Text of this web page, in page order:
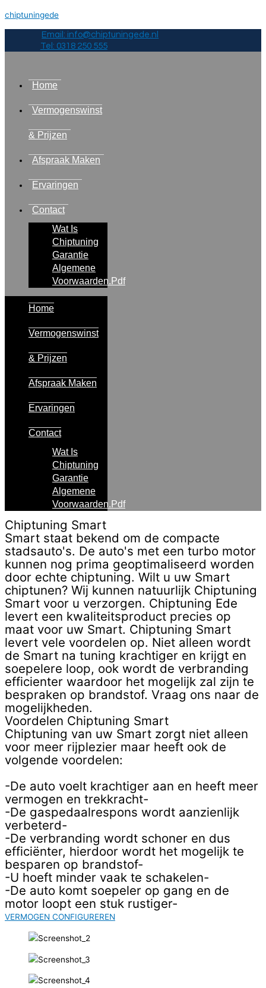
chiptuningede
Email: info@chiptuningede.nl
Tel: 0318 250 555
Home
Vermogenswinst
& Prijzen
Afspraak Maken
Ervaringen
Contact
Wat Is
Chiptuning
Garantie
Algemene
Voorwaarden.pdf
Home
Vermogenswinst
& Prijzen
Afspraak Maken
Ervaringen
Contact
Wat Is
Chiptuning
Garantie
Algemene
Voorwaarden.pdf
Chiptuning Smart
Smart staat bekend om de compacte
stadsauto's. De auto's met een turbo motor
kunnen nog prima geoptimaliseerd worden
door echte chiptuning. Wilt u uw Smart
chiptunen? Wij kunnen natuurlijk Chiptuning
Smart voor u verzorgen. Chiptuning Ede
levert een kwaliteitsproduct precies op
maat voor uw Smart. Chiptuning Smart
levert vele voordelen op. Niet alleen wordt
de Smart na tuning krachtiger en krijgt en
soepelere loop, ook wordt de verbranding
efficienter waardoor het mogelijk zal zijn te
bespraken op brandstof. Vraag ons naar de
mogelijkheden.
Voordelen Chiptuning Smart
Chiptuning van uw Smart zorgt niet alleen
voor meer rijplezier maar heeft ook de
volgende voordelen:
-De auto voelt krachtiger aan en heeft meer
vermogen en trekkracht-
-De gaspedaalrespons wordt aanzienlijk
verbeterd-
-De verbranding wordt schoner en dus
efficiënter, hierdoor wordt het mogelijk te
besparen op brandstof-
-U hoeft minder vaak te schakelen-
-De auto komt soepeler op gang en de
motor loopt een stuk rustiger-
VERMOGEN CONFIGUREREN